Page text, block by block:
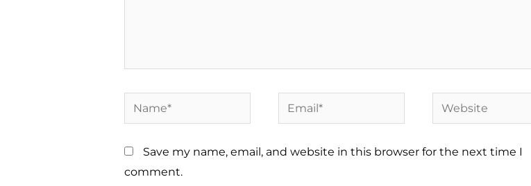
Name* Email* Website
Save my name, email, and website in this browser for the next time I
comment.